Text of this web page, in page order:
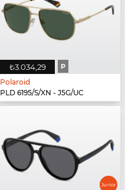
₺3.034,29 P
Polaroid
PLD 6195/S/XN - J5G/UC